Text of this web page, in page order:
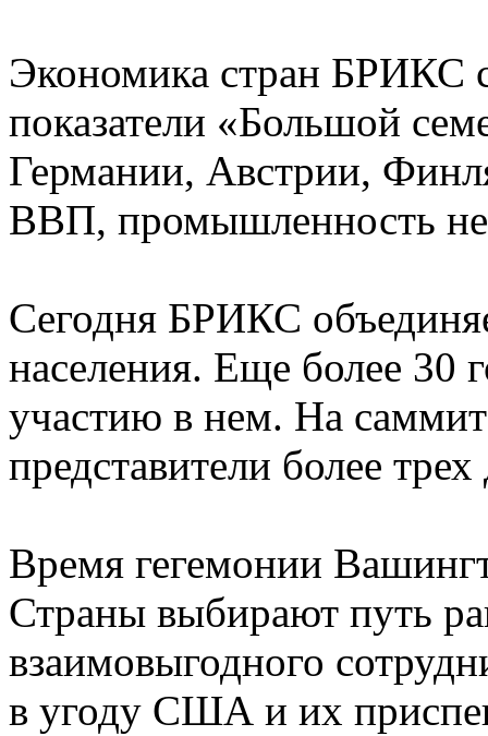
Экономика стран БРИКС
показатели «Большой
Германии, Австрии,
ВВП, промышленность
Сегодня БРИКС
населения. Еще более 30
участию в нем. На
представители более трех
Время гегемонии
Страны выбирают путь
взаимовыгодного
в угоду США и их